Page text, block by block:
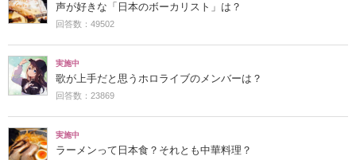
声が好きな「日本のボーカリスト」は？
回答数：49502
実施中
歌が上手だと思うホロライブのメンバーは？
回答数：23869
実施中
ラーメンって日本食？それとも中華料理？